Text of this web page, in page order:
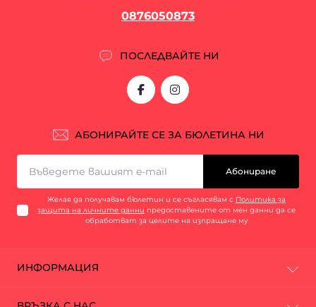
0876050873
ПОСЛЕДВАЙТЕ НИ
АБОНИРАЙТЕ СЕ ЗА БЮЛЕТИНА НИ
Абониране
Желая да получавам бюлетин и се съгласявам с Политика за
защита на личните данни предоставените от мен данни да се
обработват за целите на изпращане му
ИНФОРМАЦИЯ